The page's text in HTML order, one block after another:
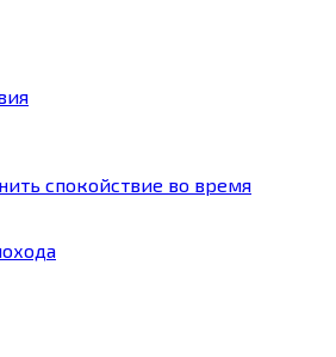
спокойствие во время